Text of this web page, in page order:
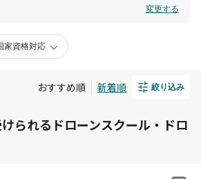
変更する
家資格対応
おすすめ順 新着順 絞り込み
られるドローンスクール・ドロ